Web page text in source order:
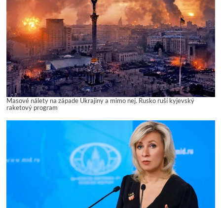
Masové nálety na západe Ukrajiny a mimo nej. Rusko ruší kyjevský
raketový program